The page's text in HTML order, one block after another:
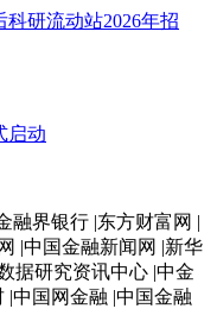
研流动站2026年招
启动
融界银行 |东方财富网 |
|中国金融新闻网 |新华
据研究资讯中心 |中金
|中国网金融 |中国金融